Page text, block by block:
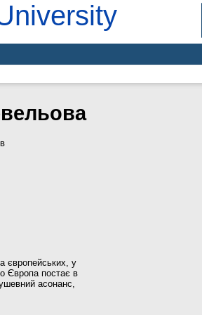
європейських, у
Європа постає в
асонанс,